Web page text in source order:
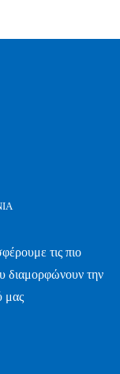
τις πιο
διαμορφώνουν την
μας